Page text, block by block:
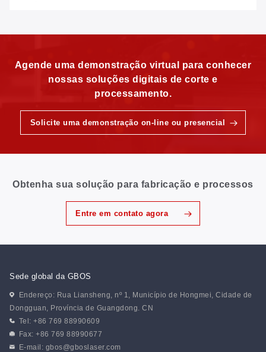
Agende uma demonstração virtual para conhecer
nossas soluções digitais de corte e
processamento.
Solicite uma demonstração on-line ou presencial
Obtenha sua solução para fabricação e processos
Entre em contato agora
Sede global da GBOS
Endereço: Rua Liansheng, nº 1, Município de Hongmei, Cidade de
Dongguan, Província de Guangdong. CN
Tel: +86 769 88990609
Fax: +86 769 88990677
E-mail: gbos@gboslaser.com